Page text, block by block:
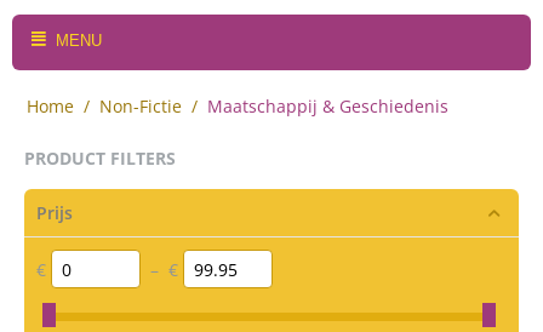
MENU
Home / Non-Fictie / Maatschappij & Geschiedenis
PRODUCT FILTERS
Prijs
€ – €